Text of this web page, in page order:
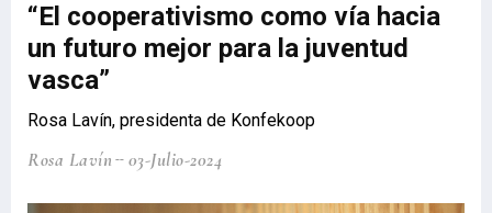
“El cooperativismo como vía hacia
un futuro mejor para la juventud
vasca”
Rosa Lavín, presidenta de Konfekoop
Rosa Lavín 03-Julio-2024